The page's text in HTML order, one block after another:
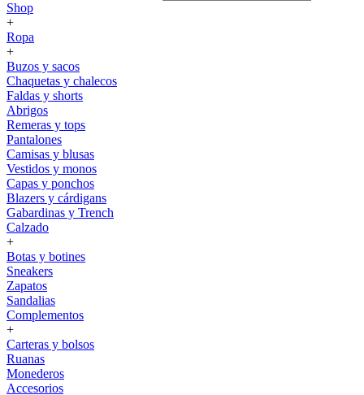
Shop
+
Ropa
+
Buzos y sacos
Chaquetas y chalecos
Faldas y shorts
Abrigos
Remeras y tops
Pantalones
Camisas y blusas
Vestidos y monos
Capas y ponchos
Blazers y cárdigans
Gabardinas y Trench
Calzado
+
Botas y botines
Sneakers
Zapatos
Sandalias
Complementos
+
Carteras y bolsos
Ruanas
Monederos
Accesorios